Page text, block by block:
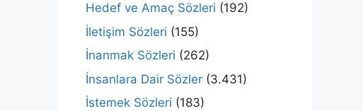
Hedef ve Amaç Sözleri (192)
İletişim Sözleri (155)
İnanmak Sözleri (262)
İnsanlara Dair Sözler (3.431)
İstemek Sözleri (183)